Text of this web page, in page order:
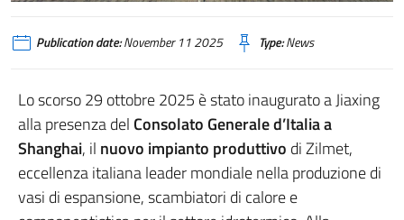
Publication date:November 11 2025 Type:News
Lo scorso 29 ottobre 2025 è stato inaugurato a Jiaxing
alla presenza del Consolato Generale d’Italia a
Shanghai, il nuovo impianto produttivo di Zilmet,
eccellenza italiana leader mondiale nella produzione di
vasi di espansione, scambiatori di calore e